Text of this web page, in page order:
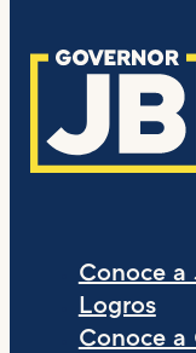
Conoce a
Logros
Conoce a